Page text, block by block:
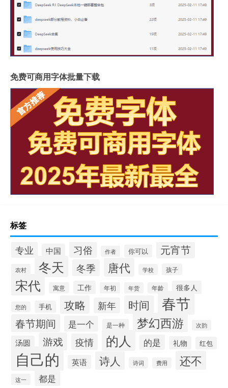
免费可商用字体批量下载
标签
专业 中国 习俗 作者 你可以 元宵节
农村 冬天 冬季 唐代 学校 孩子
宋代 寓意 工作 年初 年货 年龄 很多人
您的 手机 攻略 新年 时间 春节
春节期间 是一个 是一种 梦幻西游 次韵
汤圆 游戏 疫情 的人 的是 礼物 红包
自己的 英语 诗人 诗词 费用 还不
这一 都是